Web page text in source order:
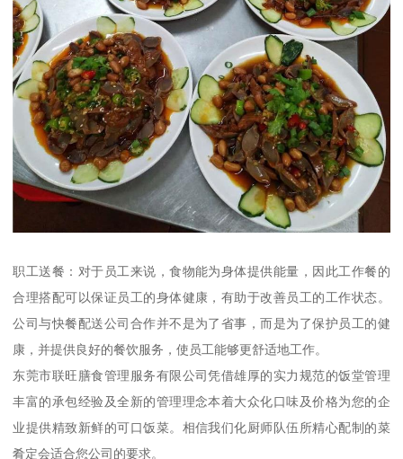
职工送餐：对于员工来说，食物能为身体提供能量，因此工作餐的
合理搭配可以保证员工的身体健康，有助于改善员工的工作状态。
公司与快餐配送公司合作并不是为了省事，而是为了保护员工的健
康，并提供良好的餐饮服务，使员工能够更舒适地工作。
东莞市联旺膳食管理服务有限公司凭借雄厚的实力规范的饭堂管理
丰富的承包经验及全新的管理理念本着大众化口味及价格为您的企
业提供精致新鲜的可口饭菜。相信我们化厨师队伍所精心配制的菜
肴定会适合您公司的要求。